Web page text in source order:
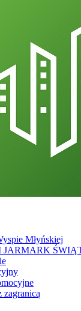
Młyńskiej
JARMARK
zagranicą